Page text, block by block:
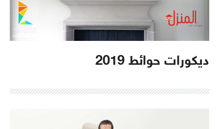
ديكورات حوائط 2019